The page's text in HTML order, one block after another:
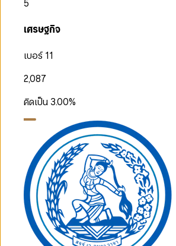
5
เศรษฐกิจ
เบอร์ 11
2,087
คิดเป็น 3.00%